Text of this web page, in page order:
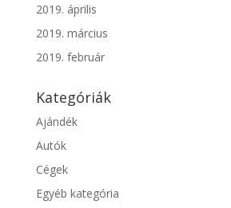
2019. április
2019. március
2019. február
Kategóriák
Ajándék
Autók
Cégek
Egyéb kategória